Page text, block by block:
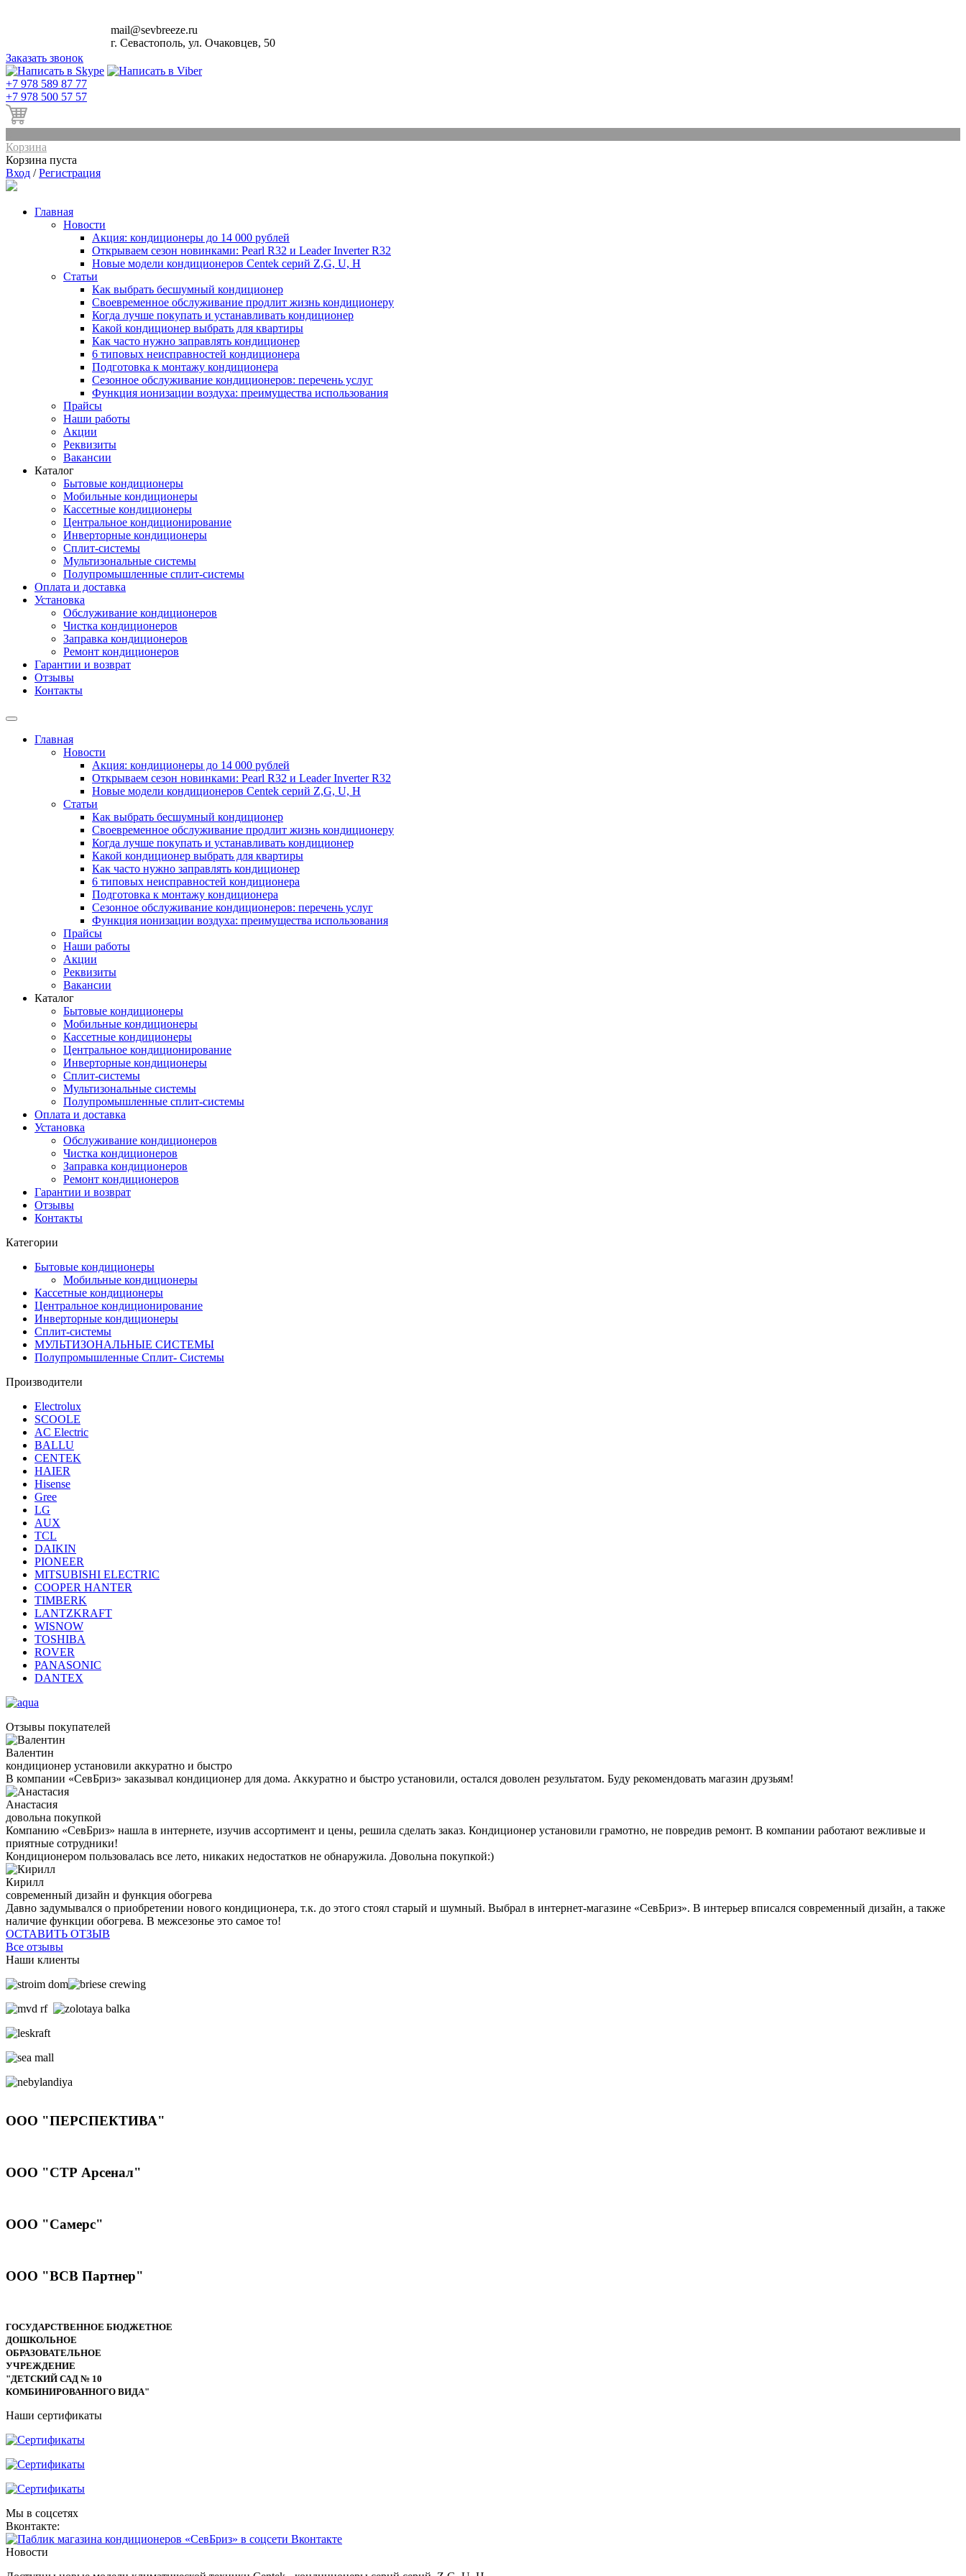
mail@sevbreeze.ru
г. Севастополь, ул. Очаковцев, 50
Заказать звонок
+7 978 589 87 77
+7 978 500 57 57
Корзина
Корзина пуста
Вход /Регистрация
Главная
Новости
Акция: кондиционеры до 14 000 рублей
Открываем сезон новинками: Pearl R32 и Leader Inverter R32
Новые модели кондиционеров Centek серий Z,G, U, Н
Статьи
Как выбрать бесшумный кондиционер
Своевременное обслуживание продлит жизнь кондиционеру
Когда лучше покупать и устанавливать кондиционер
Какой кондиционер выбрать для квартиры
Как часто нужно заправлять кондиционер
6 типовых неисправностей кондиционера
Подготовка к монтажу кондиционера
Сезонное обслуживание кондиционеров: перечень услуг
Функция ионизации воздуха: преимущества использования
Прайсы
Наши работы
Акции
Реквизиты
Вакансии
Каталог
Бытовые кондиционеры
Мобильные кондиционеры
Кассетные кондиционеры
Центральное кондиционирование
Инверторные кондиционеры
Сплит-системы
Мультизональные системы
Полупромышленные сплит-системы
Оплата и доставка
Установка
Обслуживание кондиционеров
Чистка кондиционеров
Заправка кондиционеров
Ремонт кондиционеров
Гарантии и возврат
Отзывы
Контакты
Главная
Новости
Акция: кондиционеры до 14 000 рублей
Открываем сезон новинками: Pearl R32 и Leader Inverter R32
Новые модели кондиционеров Centek серий Z,G, U, Н
Статьи
Как выбрать бесшумный кондиционер
Своевременное обслуживание продлит жизнь кондиционеру
Когда лучше покупать и устанавливать кондиционер
Какой кондиционер выбрать для квартиры
Как часто нужно заправлять кондиционер
6 типовых неисправностей кондиционера
Подготовка к монтажу кондиционера
Сезонное обслуживание кондиционеров: перечень услуг
Функция ионизации воздуха: преимущества использования
Прайсы
Наши работы
Акции
Реквизиты
Вакансии
Каталог
Бытовые кондиционеры
Мобильные кондиционеры
Кассетные кондиционеры
Центральное кондиционирование
Инверторные кондиционеры
Сплит-системы
Мультизональные системы
Полупромышленные сплит-системы
Оплата и доставка
Установка
Обслуживание кондиционеров
Чистка кондиционеров
Заправка кондиционеров
Ремонт кондиционеров
Гарантии и возврат
Отзывы
Контакты
Категории
Бытовые кондиционеры
Мобильные кондиционеры
Кассетные кондиционеры
Центральное кондиционирование
Инверторные кондиционеры
Сплит-системы
МУЛЬТИЗОНАЛЬНЫЕ СИСТЕМЫ
Полупромышленные Сплит- Системы
Производители
Electrolux
SCOOLE
AC Electric
BALLU
CENTEK
HAIER
Hisense
Gree
LG
AUX
TCL
DAIKIN
PIONEER
MITSUBISHI ELECTRIC
COOPER HANTER
TIMBERK
LANTZKRAFT
WISNOW
TOSHIBA
ROVER
PANASONIC
DANTEX
Отзывы покупателей
Валентин
кондиционер установили аккуратно и быстро
В компании «СевБриз» заказывал кондиционер для дома. Аккуратно и быстро установили, остался доволен результатом. Буду рекомендовать магазин друзьям!
Анастасия
довольна покупкой
Компанию «СевБриз» нашла в интернете, изучив ассортимент и цены, решила сделать заказ. Кондиционер установили грамотно, не повредив ремонт. В компании работают вежливые и
приятные сотрудники!
Кондиционером пользовалась все лето, никаких недостатков не обнаружила. Довольна покупкой:)
Кирилл
современный дизайн и функция обогрева
Давно задумывался о приобретении нового кондиционера, т.к. до этого стоял старый и шумный. Выбрал в интернет-магазине «СевБриз». В интерьер вписался современный дизайн, а также
наличие функции обогрева. В межсезонье это самое то!
ОСТАВИТЬ ОТЗЫВ
Все отзывы
Наши клиенты
ООО "ПЕРСПЕКТИВА"
ООО "СТР Арсенал"
ООО "Самерс"
ООО "ВСВ Партнер"
ГОСУДАРСТВЕННОЕ БЮДЖЕТНОЕ
ДОШКОЛЬНОЕ
ОБРАЗОВАТЕЛЬНОЕ
УЧРЕЖДЕНИЕ
"ДЕТСКИЙ САД № 10
КОМБИНИРОВАННОГО ВИДА"
Наши сертификаты
Мы в соцсетях
Вконтакте:
Новости